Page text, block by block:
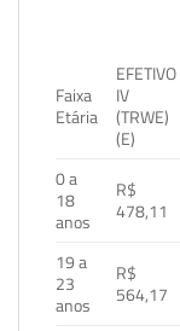
Faixa
Etária
EFETIVO
IV
(TRWE)
(E)
0 a
18
anos
R$
478,11
19 a
23
anos
R$
564,17